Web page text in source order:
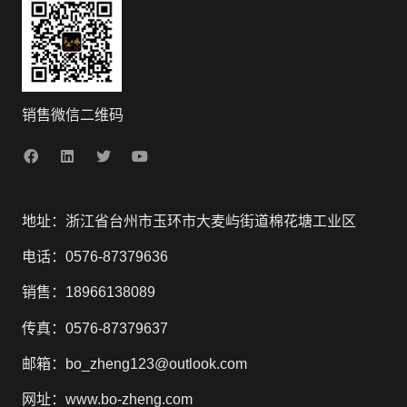
销售微信二维码
地址：浙江省台州市玉环市大麦屿街道棉花塘工业区
电话：0576-87379636
销售：18966138089
传真：0576-87379637
邮箱：bo_zheng123@outlook.com
网址：www.bo-zheng.com